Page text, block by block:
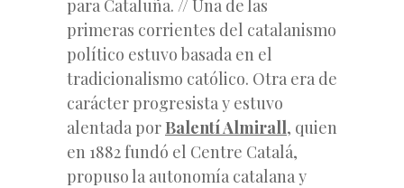
para Cataluña. // Una de las
primeras corrientes del catalanismo
político estuvo basada en el
tradicionalismo católico. Otra era de
carácter progresista y estuvo
alentada por Balentí Almirall, quien
en 1882 fundó el Centre Catalá,
propuso la autonomía catalana y